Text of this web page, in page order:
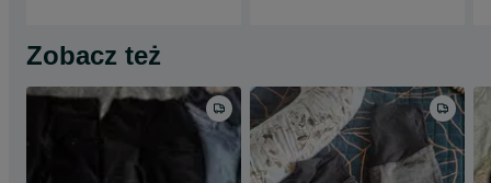
Zobacz też